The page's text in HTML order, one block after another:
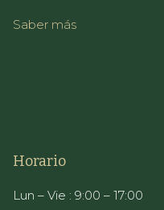
Saber más
Horario
Lun – Vie : 9:00 – 17:00